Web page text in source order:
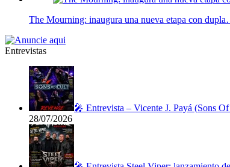
The Mourning: inaugura una nueva etapa con
Entrevistas
🎤 Entrevista – Vicente J. Payá (Sons
28/07/2026